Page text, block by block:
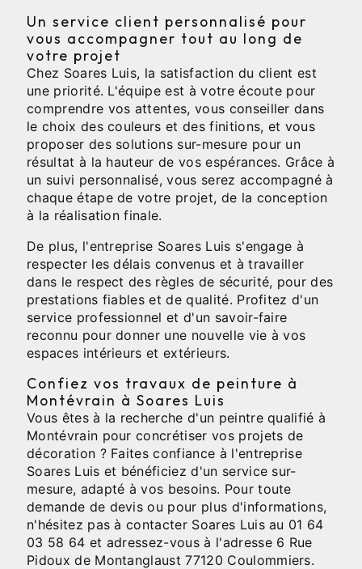
Un service client personnalisé pour
vous accompagner tout au long de
votre projet
Chez Soares Luis, la satisfaction du client est
une priorité. L'équipe est à votre écoute pour
comprendre vos attentes, vous conseiller dans
le choix des couleurs et des finitions, et vous
proposer des solutions sur-mesure pour un
résultat à la hauteur de vos espérances. Grâce à
un suivi personnalisé, vous serez accompagné à
chaque étape de votre projet, de la conception
à la réalisation finale.
De plus, l'entreprise Soares Luis s'engage à
respecter les délais convenus et à travailler
dans le respect des règles de sécurité, pour des
prestations fiables et de qualité. Profitez d'un
service professionnel et d'un savoir-faire
reconnu pour donner une nouvelle vie à vos
espaces intérieurs et extérieurs.
Confiez vos travaux de peinture à
Montévrain à Soares Luis
Vous êtes à la recherche d'un peintre qualifié à
Montévrain pour concrétiser vos projets de
décoration ? Faites confiance à l'entreprise
Soares Luis et bénéficiez d'un service sur-
mesure, adapté à vos besoins. Pour toute
demande de devis ou pour plus d'informations,
n'hésitez pas à contacter Soares Luis au 01 64
03 58 64 et adressez-vous à l'adresse 6 Rue
Pidoux de Montanglaust 77120 Coulommiers.